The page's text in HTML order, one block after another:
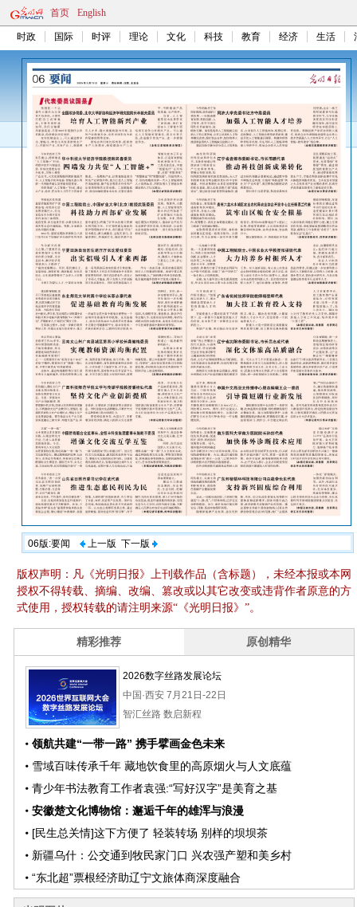
首页 English
时政 国际 时评 理论 文化 科技 教育 经济 生活
06版:要闻 上一版 下一版
版权声明：凡《光明日报》上刊载作品（含标题），未经本报或本网
授权不得转载、摘编、改编、篡改或以其它改变或违背作者原意的方
式使用，授权转载的请注明来源“《光明日报》”。